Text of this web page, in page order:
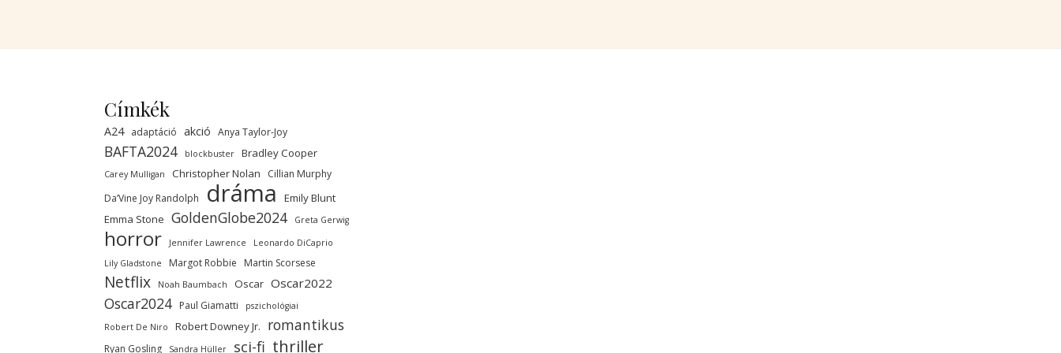
Címkék
A24 adaptáció akció Anya Taylor-Joy
BAFTA2024 blockbuster Bradley Cooper
Carey Mulligan Christopher Nolan
Cillian Murphy
Da’Vine Joy Randolph
dráma
Emily Blunt
Emma Stone GoldenGlobe2024 Greta Gerwig
horror Jennifer Lawrence
Leonardo DiCaprio
Lily Gladstone
Margot Robbie Martin Scorsese
Netflix Noah Baumbach Oscar Oscar2022
Oscar2024 Paul Giamatti
pszichológiai
Robert De Niro
Robert Downey Jr. romantikus
Ryan Gosling Sandra Hüller sci-fi thriller